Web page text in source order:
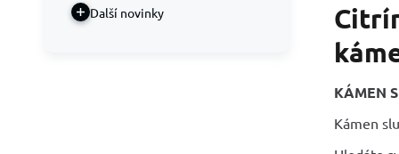
KÁMEN
Kámen
Další novinky